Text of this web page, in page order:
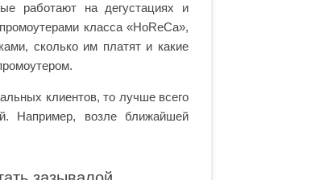
работают на дегустациях и
класса «HoReCa»,
сколько им платят и какие
клиентов, то лучше всего
Например, возле ближайшей